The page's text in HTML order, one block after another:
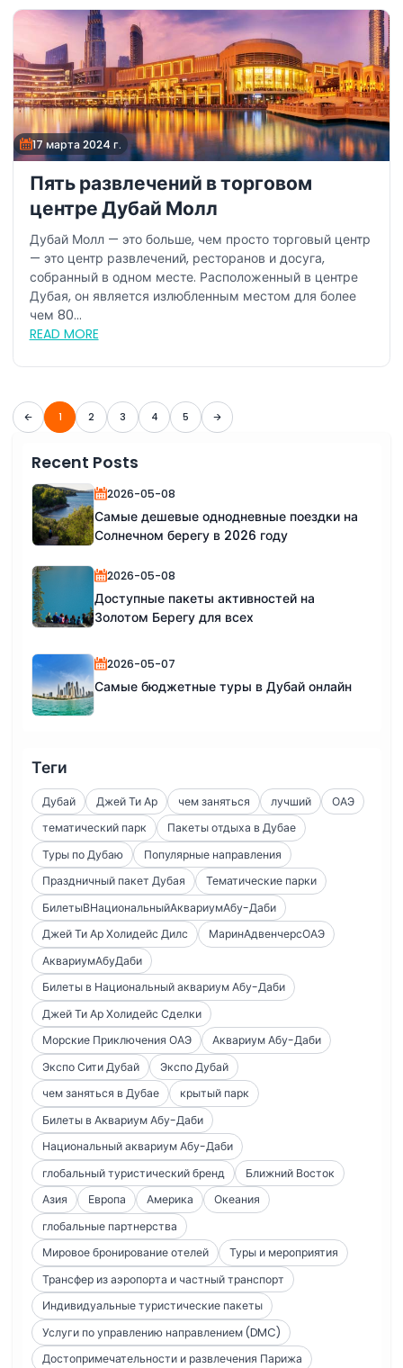
17 марта 2024 г.
Пять развлечений в торговом
центре Дубай Молл
Дубай Молл — это больше, чем просто торговый центр
— это центр развлечений, ресторанов и досуга,
собранный в одном месте. Расположенный в центре
Дубая, он является излюбленным местом для более
чем 80...
READ MORE
1 2 3 4 5
Recent Posts
2026-05-08
Самые дешевые однодневные поездки на
Солнечном берегу в 2026 году
2026-05-08
Доступные пакеты активностей на
Золотом Берегу для всех
2026-05-07
Самые бюджетные туры в Дубай онлайн
Теги
Дубай Джей Ти Ар чем заняться лучший
ОАЭ
тематический парк
Пакеты отдыха в Дубае
Туры по Дубаю
Популярные направления
Праздничный пакет Дубая
Тематические парки
БилетыВНациональныйАквариумАбу-Даби
Джей Ти Ар Холидейс Дилс
МаринАдвенчерсОАЭ
АквариумАбуДаби
Билеты в Национальный аквариум Абу-Даби
Джей Ти Ар Холидейс Сделки
Морские Приключения ОАЭ
Аквариум Абу-Даби
Экспо Сити Дубай
Экспо Дубай
чем заняться в Дубае
крытый парк
Билеты в Аквариум Абу-Даби
Национальный аквариум Абу-Даби
глобальный туристический бренд
Ближний Восток
Азия
Европа Америка
Океания
глобальные партнерства
Мировое бронирование отелей
Туры и мероприятия
Трансфер из аэропорта и частный транспорт
Индивидуальные туристические пакеты
Услуги по управлению направлением (DMC)
Достопримечательности и развлечения Парижа